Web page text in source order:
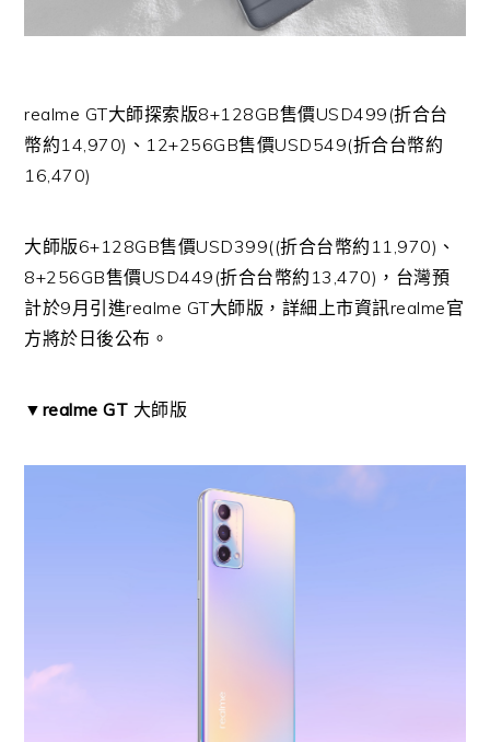
realme GT大師探索版8+128GB售價USD499(折合台
幣約14,970)、12+256GB售價USD549(折合台幣約
16,470)
大師版6+128GB售價USD399((折合台幣約11,970)、
8+256GB售價USD449(折合台幣約13,470)，台灣預
計於9月引進realme GT大師版，詳細上市資訊realme官
方將於日後公布。
▼realme GT 大師版